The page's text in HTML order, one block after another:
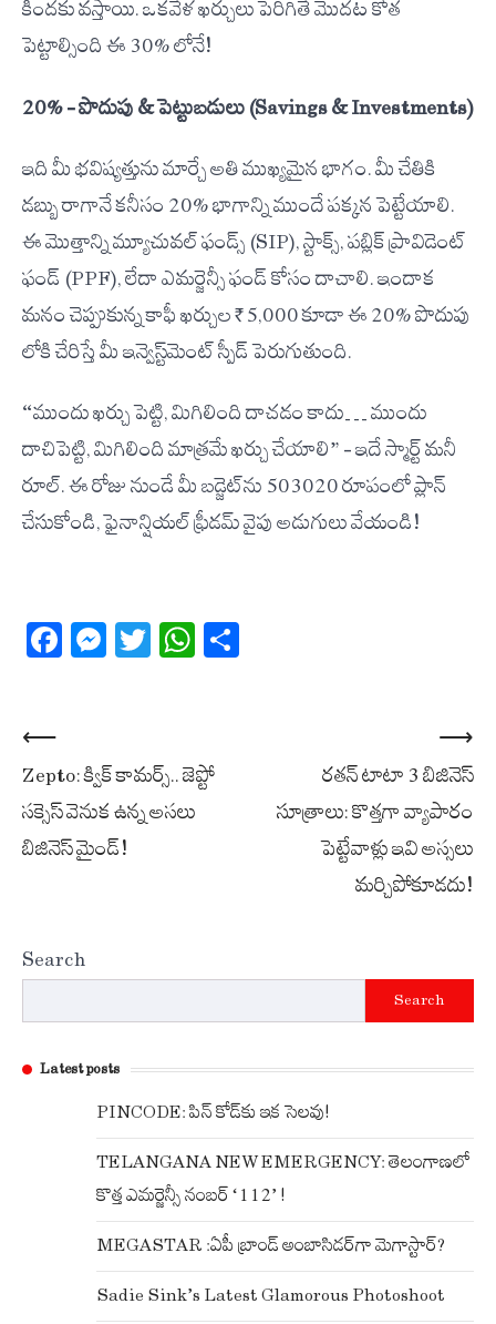
కిందకు వస్తాయి. ఒకవేళ ఖర్చులు పెరిగితే మొదట కోత
పెట్టాల్సింది ఈ 30% లోనే!
20% – పొదుపు & పెట్టుబడులు (Savings & Investments)
ఇది మీ భవిష్యత్తును మార్చే అతి ముఖ్యమైన భాగం. మీ చేతికి
డబ్బు రాగానే కనీసం 20% భాగాన్ని ముందే పక్కన పెట్టేయాలి.
ఈ మొత్తాన్ని మ్యూచువల్ ఫండ్స్ (SIP), స్టాక్స్, పబ్లిక్ ప్రావిడెంట్
ఫండ్ (PPF), లేదా ఎమర్జెన్సీ ఫండ్ కోసం దాచాలి. ఇందాక
మనం చెప్పుకున్న కాఫీ ఖర్చుల ₹5,000 కూడా ఈ 20% పొదుపు
లోకి చేరిస్తే మీ ఇన్వెస్ట్‌మెంట్ స్పీడ్ పెరుగుతుంది.
“ముందు ఖర్చు పెట్టి, మిగిలింది దాచడం కాదు… ముందు
దాచిపెట్టి, మిగిలింది మాత్రమే ఖర్చు చేయాలి” – ఇదే స్మార్ట్ మనీ
రూల్. ఈ రోజు నుండే మీ బడ్జెట్‌ను 50-30-20 రూపంలో ప్లాన్
చేసుకోండి, ఫైనాన్షియల్ ఫ్రీడమ్ వైపు అడుగులు వేయండి!
Facebook
Messenger
TwitterWhatsApp
Post
navigation
⟵
Zepto: క్విక్ కామర్స్.. జెప్టో
సక్సెస్ వెనుక ఉన్న అసలు
బిజినెస్ మైండ్!
రతన్ టాటా 3 బిజినెస్
సూత్రాలు: కొత్తగా వ్యాపారం
పెట్టేవాళ్లు ఇవి అస్సలు
మర్చిపోకూడదు!
⟶
Search
Search
Latest posts
PINCODE: పిన్ కోడ్‌కు ఇక సెలవు!
TELANGANA NEW EMERGENCY: తెలంగాణలో
కొత్త ఎమర్జెన్సీ నంబర్ ‘112’ !
MEGASTAR :ఏపీ బ్రాండ్ అంబాసిడర్‌గా మెగాస్టార్?
Sadie Sink’s Latest Glamorous Photoshoot